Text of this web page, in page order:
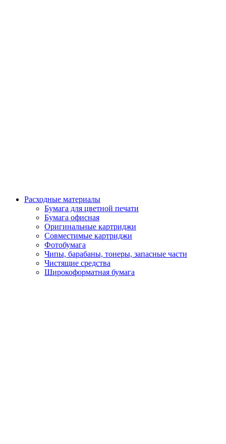
Расходные материалы
Бумага для цветной печати
Бумага офисная
Оригинальные картриджи
Совместимые картриджи
Фотобумага
Чипы, барабаны, тонеры, запасные части
Чистящие средства
Широкоформатная бумага